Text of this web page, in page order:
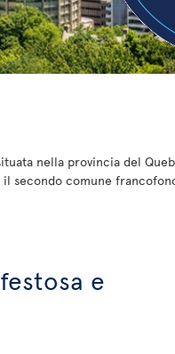
nella provincia del
secondo comune
e